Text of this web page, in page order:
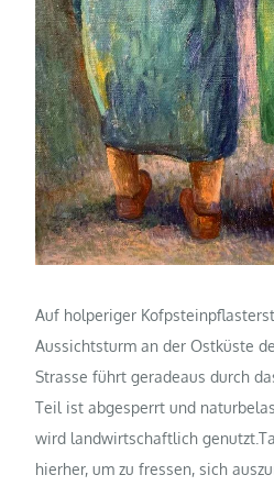
Auf holperiger
Aussichtsturm an der Ostküste
Strasse führt geradeaus durch
Teil ist abgesperrt und
wird landwirtschaftlich
hierher, um zu fressen, sich